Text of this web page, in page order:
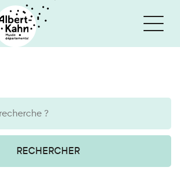
RECHERCHER
sur ce site